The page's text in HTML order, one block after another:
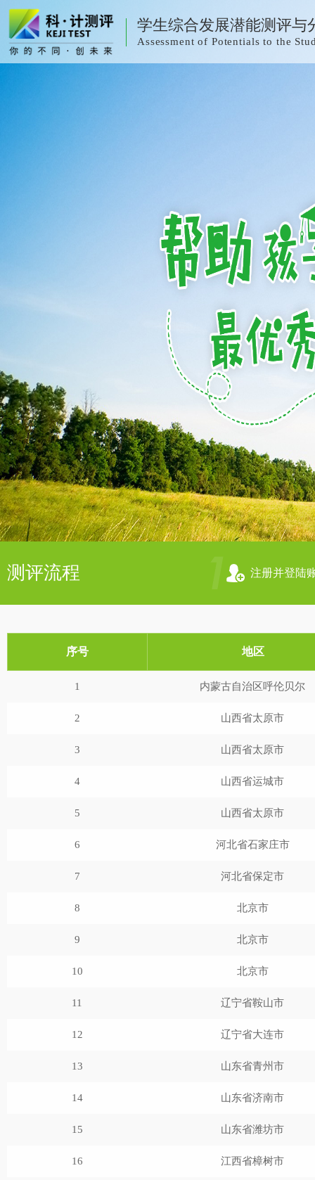
学生综合发展潜能测评与
Assessment of Potentials to the
测评流程 注册并登陆
序号 地区
1 内蒙古自治区呼伦贝尔
2 山西省太原市
3 山西省太原市
4 山西省运城市
5 山西省太原市
6 河北省石家庄市
7 河北省保定市
8 北京市
9 北京市
10 北京市
11 辽宁省鞍山市
12 辽宁省大连市
13 山东省青州市
14 山东省济南市
15 山东省潍坊市
16 江西省樟树市